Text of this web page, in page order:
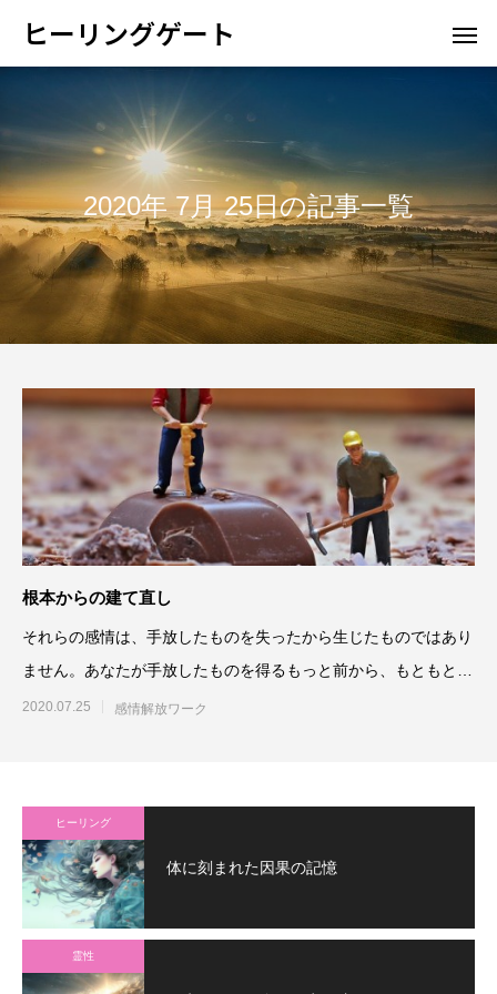
ヒーリングゲート
2020年 7月 25日の記事一覧
根本からの建て直し
それらの感情は、手放したものを失ったから生じたものではあり
ません。あなたが手放したものを得るもっと前から、もともとあ
なたの中にあったものです
2020.07.25 感情解放ワーク
ヒーリング
体に刻まれた因果の記憶
霊性